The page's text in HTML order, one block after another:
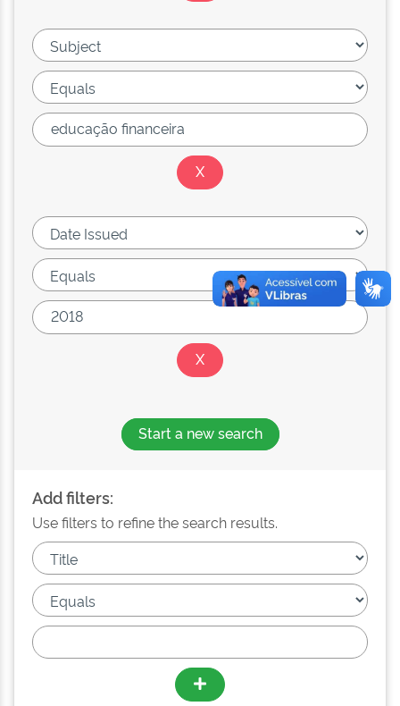
Start a new search
Add filters:
Use filters to refine the search results.